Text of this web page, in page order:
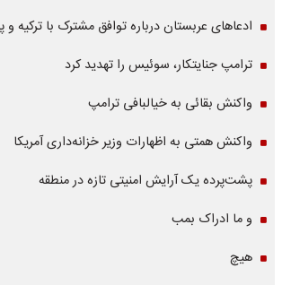
ادعاهای عربستان درباره توافق مشترک با ترکیه و
ترامپ جنایتکار، سوئیس را تهدید کرد
واکنش بقائی به خیالبافی ترامپ
واکنش همتی به اظهارات وزیر خزانه‌داری آمریکا
پشت‌پرده یک آرایش امنیتی تازه در منطقه
و ما ادراک بمب
هیچ